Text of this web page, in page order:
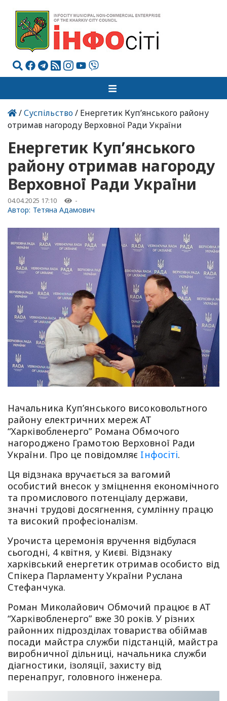
/Суспільство/ Енергетик Куп’янського району
отримав нагороду Верховної Ради України
Енергетик Куп’янського
району отримав нагороду
Верховної Ради України
04.04.2025 17:10 -
Автор: Тетяна Адамович
Начальника Куп’янського високовольтного
району електричних мереж АТ
“Харківобленерго” Романа Обмочого
нагороджено Грамотою Верховної Ради
України. Про це повідомляє Iнфосiтi.
Ця відзнака вручається за вагомий
особистий внесок у зміцнення економічного
та промислового потенціалу держави,
значні трудові досягнення, сумлінну працю
та високий професіоналізм.
Урочиста церемонія вручення відбулася
сьогодні, 4 квітня, у Києві. Відзнаку
харківський енергетик отримав особисто від
Спікера Парламенту України Руслана
Стефанчука.
Роман Миколайович Обмочий працює в АТ
“Харківобленерго” вже 30 років. У різних
районних підрозділах товариства обіймав
посади майстра служби підстанцій, майстра
виробничної дільниці, начальника служби
діагностики, ізоляції, захисту від
перенапруг, головного інженера.